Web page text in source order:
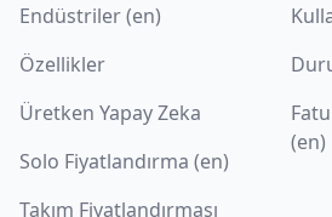
Endüstriler (en)
Özellikler
Üretken Yapay Zeka
Solo Fiyatlandırma (en)
Takım Fiyatlandırması
(en)